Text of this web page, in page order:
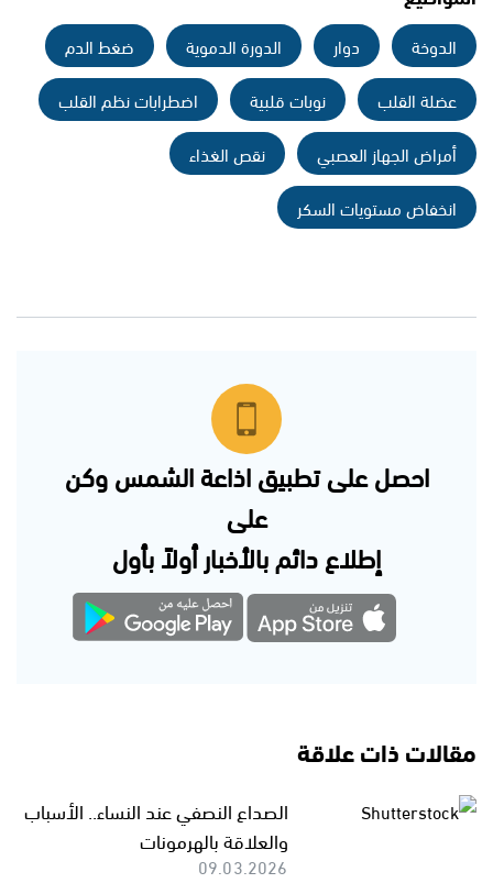
الدوخة دوار الدورة الدموية
ضغط الدم
عضلة القلب
نوبات قلبية
اضطرابات نظم القلب
أمراض الجهاز العصبي
نقص الغذاء
انخفاض مستويات السكر
احصل على تطبيق اذاعة الشمس وكن
على
إطلاع دائم بالأخبار أولاً بأول
مقالات ذات علاقة
الصداع النصفي عند النساء.. الأسباب
والعلاقة بالهرمونات
09.03.2026